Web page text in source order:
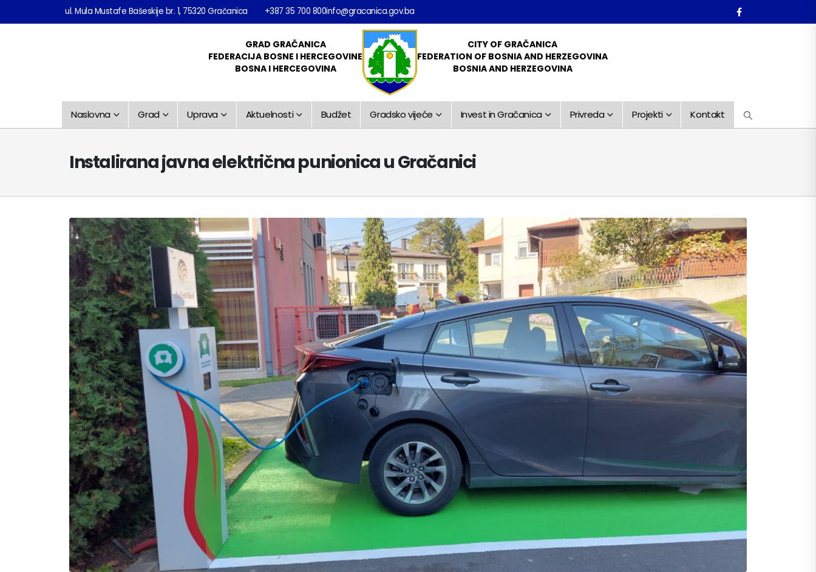
ul. Mula Mustafe Bašeskije br. 1, 75320 Gračanica +387 35 700 800info@gracanica.gov.ba
GRAD GRAČANICA
FEDERACIJA BOSNE I HERCEGOVINE
BOSNA I HERCEGOVINA
CITY OF GRAČANICA
FEDERATION OF BOSNIA AND HERZEGOVINA
BOSNIA AND HERZEGOVINA
Naslovna Grad Uprava Aktuelnosti Budžet Gradsko vijeće Invest in Gračanica Privreda Projekti Kontakt
Instalirana javna električna punionica u Gračanici